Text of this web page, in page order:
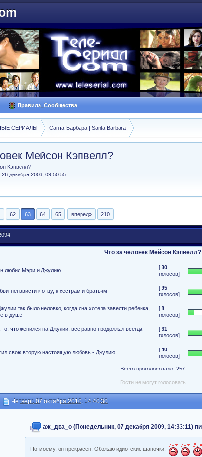
Правила_Сообщества
СЕРИАЛЫ Санта-Барбара | Santa Barbara
Мейсон Кэпвелл?
Кэпвелл?
26 декабря 2006, 09:50:55
62 63 64 65 вперед» 210
Что за человек Мейсон Кэпвелл?
любил Мэри и Джулию [ 30
голосов]
ненависти к отцу, к сестрам и братьям [ 95
голосов]
так было неловко, когда она хотела завести ребенка,
в душе
[ 8
голосов]
что женился на Джулии, все равно продолжал всегда
[ 61
голосов]
свою вторую настоящую любовь - Джулию [ 40
голосов]
Всего проголосовало: 257
Гости не могут голосовать
Четверг, 07 октября 2010, 14:40:30
аж_два_о (Понедельник, 07 декабря 2009, 14:33:11)
По-моему, он прекрасен. Обожаю идиотские шапочки.